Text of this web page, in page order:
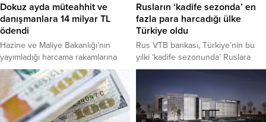
Dokuz ayda müteahhit ve
danışmanlara 14 milyar TL
ödendi
Hazine ve Maliye Bakanlığı’nın
yayımladığı harcama rakamlarına
göre, “proje, müşavirlik, hizmet
alımı, danışmanlık, onarım gideri”
gibi gerekçelerle müşavir kişi ve
firmalara dokuz ayda 14 milyar TL
ödendi. BirGün’ün haberine
Rusların ‘kadife sezonda’ en
fazla para harcadığı ülke
Türkiye oldu
Rus VTB bankası, Türkiye’nin bu
yılki ‘kadife sezonunda’ Ruslara
açık tüm tatil yerleri arasında VTB
yaptığı ülke olduğunu duyurdu.
Sputnik’te yer alan habere göre,
Türkiye, eylül ve ekim ayının ilk